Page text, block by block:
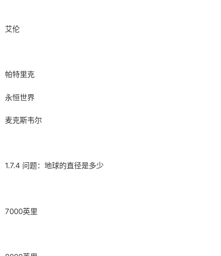
艾伦
帕特里克
永恒世界
麦克斯韦尔
1.7.4 问题：地球的直径是多少
7000英里